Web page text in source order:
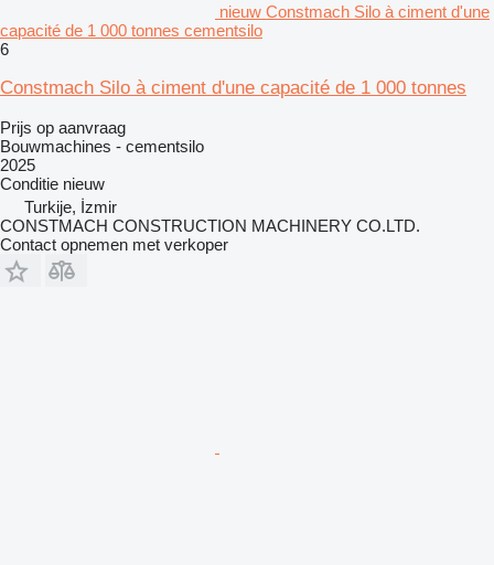
nieuw Constmach Silo à ciment d'une
capacité de 1 000 tonnes cementsilo
6
Constmach Silo à ciment d'une capacité de 1 000 tonnes
Prijs op aanvraag
Bouwmachines - cementsilo
2025
Conditie nieuw
Turkije, İzmir
CONSTMACH CONSTRUCTION MACHINERY CO.LTD.
Contact opnemen met verkoper